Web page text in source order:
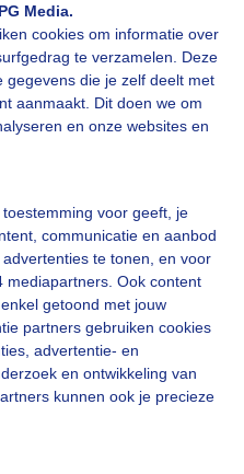
Media.
cookies om informatie over
te verzamelen. Deze
gegevens die je zelf deelt met
aanmaakt. Dit doen we om
en onze websites en
voor geeft, je
communicatie en aanbod
te tonen, en voor
mediapartners. Ook content
getoond met jouw
partners gebruiken cookies
advertentie- en
en ontwikkeling van
kunnen ook je precieze
aub...